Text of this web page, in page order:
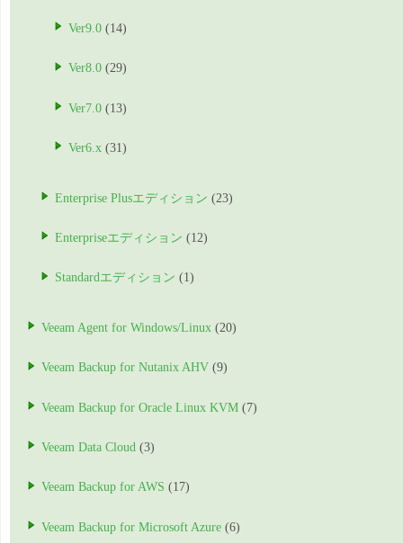
Ver9.0 (14)
Ver8.0 (29)
Ver7.0 (13)
Ver6.x (31)
Enterprise Plusエディション (23)
Enterpriseエディション (12)
Standardエディション (1)
Veeam Agent for Windows/Linux (20)
Veeam Backup for Nutanix AHV (9)
Veeam Backup for Oracle Linux KVM (7)
Veeam Data Cloud (3)
Veeam Backup for AWS (17)
Veeam Backup for Microsoft Azure (6)